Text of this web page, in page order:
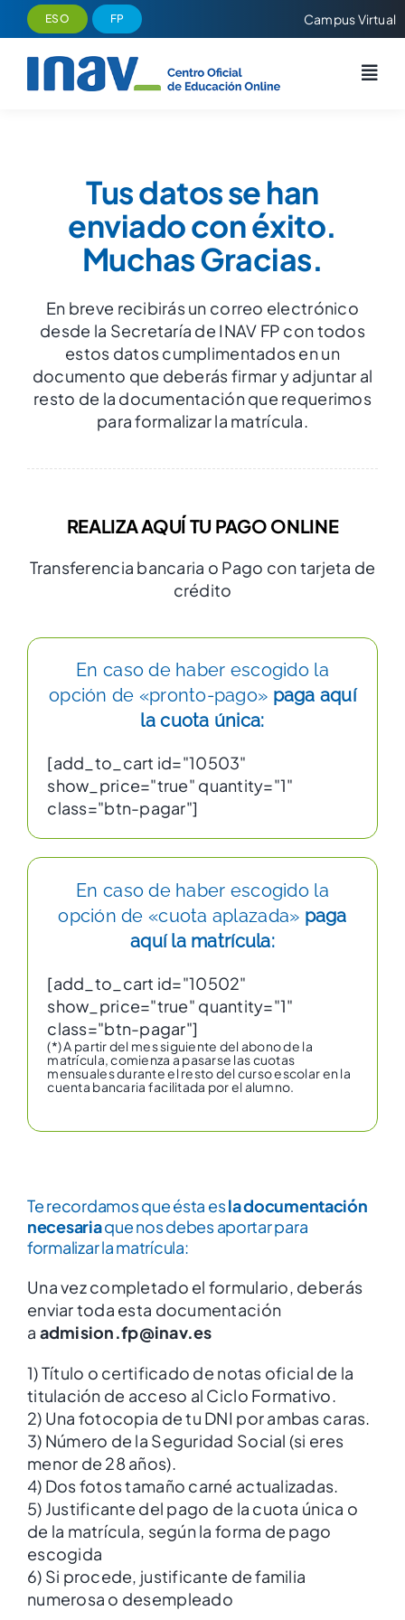
Saltar
al
contenido
ESO FP Campus Virtual
Tus datos se han
enviado con éxito.
Muchas Gracias.
En breve recibirás un correo electrónico
desde la Secretaría de INAV FP con todos
estos datos cumplimentados en un
documento que deberás firmar y adjuntar al
resto de la documentación que requerimos
para formalizar la matrícula.
REALIZA AQUÍ TU PAGO ONLINE
Transferencia bancaria o Pago con tarjeta de
crédito
En caso de haber escogido la
opción de «pronto-pago» paga aquí
la cuota única:
[add_to_cart id="10503"
show_price="true" quantity="1"
class="btn-pagar"]
En caso de haber escogido la
opción de «cuota aplazada» paga
aquí la matrícula:
[add_to_cart id="10502"
show_price="true" quantity="1"
class="btn-pagar"]
(*) A partir del mes siguiente del abono de la
matrícula, comienza a pasarse las cuotas
mensuales durante el resto del curso escolar en la
cuenta bancaria facilitada por el alumno.
Te recordamos que ésta esla documentación
necesariaque nos debes aportar para
formalizar la matrícula:
Una vez completado el formulario, deberás
enviar toda esta documentación
a admision.fp@inav.es
1) Título o certificado de notas oficial de la
titulación de acceso al Ciclo Formativo.
2) Una fotocopia de tu DNI por ambas caras.
3) Número de la Seguridad Social (si eres
menor de 28 años).
4) Dos fotos tamaño carné actualizadas.
5) Justificante del pago de la cuota única o
de la matrícula, según la forma de pago
escogida
6) Si procede, justificante de familia
numerosa o desempleado